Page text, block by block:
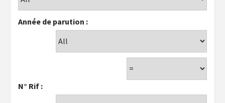
Année de parution :
N° Rif :